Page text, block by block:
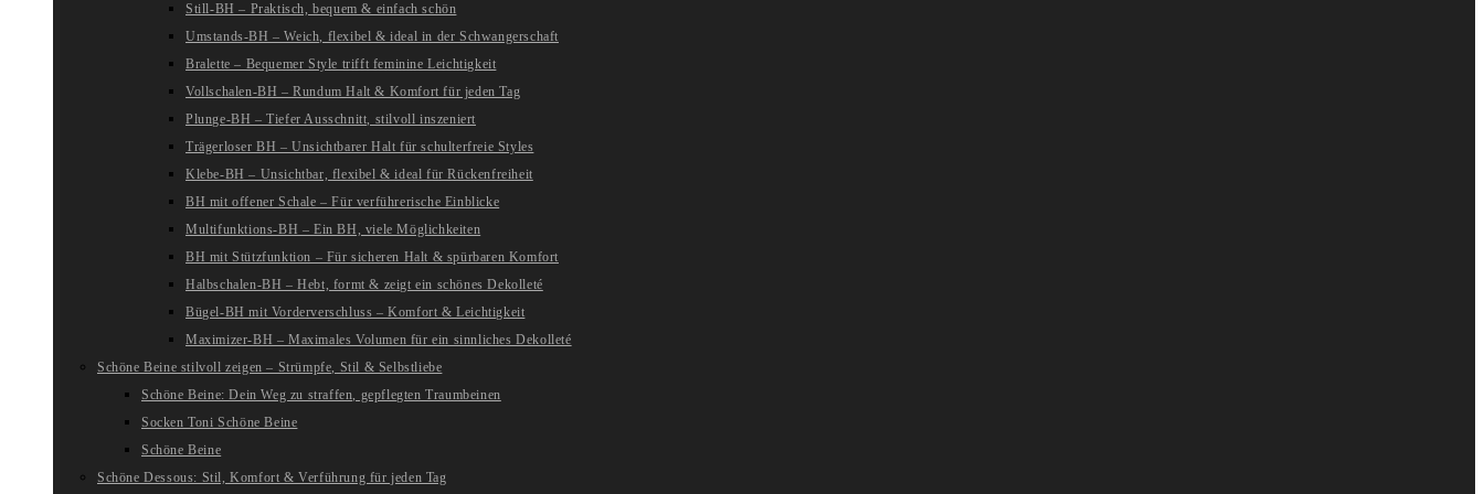
Still-BH – Praktisch, bequem & einfach schön
Umstands-BH – Weich, flexibel & ideal in der Schwangerschaft
Bralette – Bequemer Style trifft feminine Leichtigkeit
Vollschalen-BH – Rundum Halt & Komfort für jeden Tag
Plunge-BH – Tiefer Ausschnitt, stilvoll inszeniert
Trägerloser BH – Unsichtbarer Halt für schulterfreie Styles
Klebe-BH – Unsichtbar, flexibel & ideal für Rückenfreiheit
BH mit offener Schale – Für verführerische Einblicke
Multifunktions-BH – Ein BH, viele Möglichkeiten
BH mit Stützfunktion – Für sicheren Halt & spürbaren Komfort
Halbschalen-BH – Hebt, formt & zeigt ein schönes Dekolleté
Bügel-BH mit Vorderverschluss – Komfort & Leichtigkeit
Maximizer-BH – Maximales Volumen für ein sinnliches Dekolleté
Schöne Beine stilvoll zeigen – Strümpfe, Stil & Selbstliebe
Schöne Beine: Dein Weg zu straffen, gepflegten Traumbeinen
Socken Toni Schöne Beine
Schöne Beine
Schöne Dessous: Stil, Komfort & Verführung für jeden Tag